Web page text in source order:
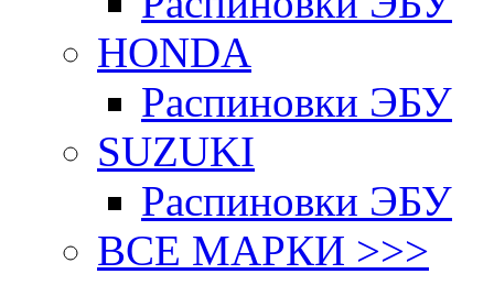
HONDA
Распиновки ЭБУ
SUZUKI
Распиновки ЭБУ
ВСЕ МАРКИ >>>